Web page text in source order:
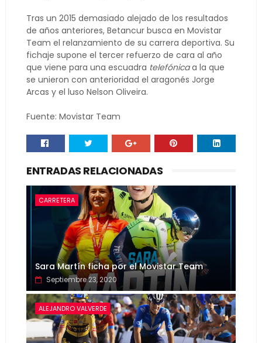
Tras un 2015 demasiado alejado de los resultados
de años anteriores, Betancur busca en Movistar
Team el relanzamiento de su carrera deportiva. Su
fichaje supone el tercer refuerzo de cara al año
que viene para una escuadra telefónicaa la que
se unieron con anterioridad el aragonés Jorge
Arcas y el luso Nelson Oliveira.
Fuente: Movistar Team
ENTRADAS RELACIONADAS
CARRETERA
Sara Martín ficha por el Movistar Team
Septiembre 23, 2020
ALEJANDRO VALVERDE